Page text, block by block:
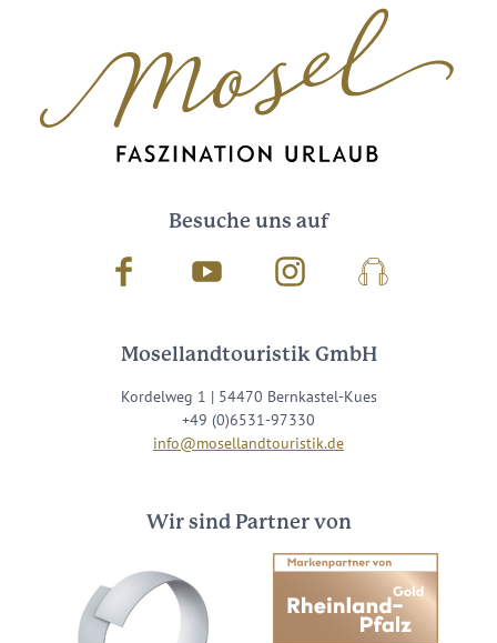
Besuche uns auf
Facebook Youtube InstagramPodcast
Mosellandtouristik GmbH
Kordelweg 1 | 54470 Bernkastel-Kues
+49 (0)6531-97330
info@mosellandtouristik.de
Wir sind Partner von